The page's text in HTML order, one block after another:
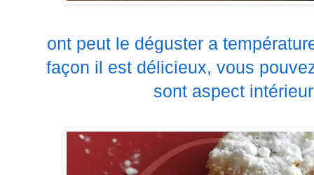
ont peut le déguster a
façon il est délicieux, vous
sont aspect